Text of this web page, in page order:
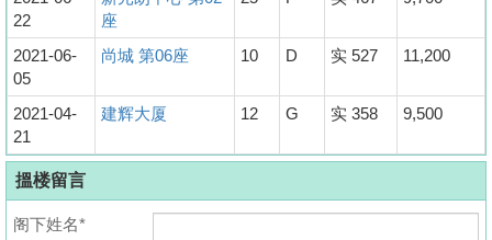
22
座
2021-06-
05
尚城 第06座 10 D 实 527 11,200
2021-04-
21
建辉大厦 12 G 实 358 9,500
搵楼留言
阁下姓名*